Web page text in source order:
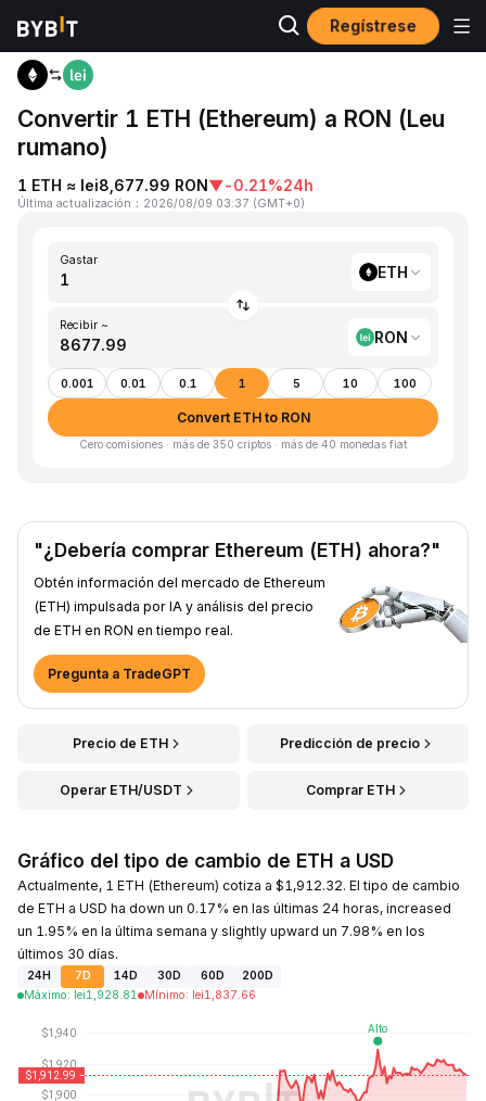
Regístrese
Inicio ETH to RON
Convertir 1 ETH (Ethereum) a RON (Leu
rumano)
1 ETH ≈ lei8,677.99 RON▼-0.21%24h
Última actualización ： 2026/08/09 03:37 (GMT+0)
Gastar
ETH
Recibir ~
RON
0.001 0.01 0.1 1 5 10 100
Convert ETH to RON
Cero comisiones · más de 350 criptos · más de 40 monedas fiat
"¿Debería comprar Ethereum (ETH) ahora?"
Obtén información del mercado de Ethereum
(ETH) impulsada por IA y análisis del precio
de ETH en RON en tiempo real.
Pregunta a TradeGPT
Precio de ETH Predicción de precio
Operar ETH/USDT Comprar ETH
Gráfico del tipo de cambio de ETH a USD
Actualmente, 1 ETH (Ethereum) cotiza a $1,912.32. El tipo de cambio
de ETH a USD ha down un 0.17% en las últimas 24 horas, increased
un 1.95% en la última semana y slightly upward un 7.98% en los
últimos 30 días.
24H 7D 14D 30D 60D
200D
Máximo: lei1,928.81 Mínimo: lei1,837.66